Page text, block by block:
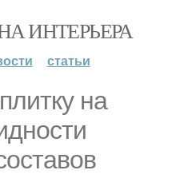
ИНТЕРЬЕРА
статьи
на